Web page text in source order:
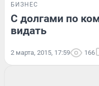
БИЗНЕС
С долгами по
видать
2 марта, 2015, 17:59 166